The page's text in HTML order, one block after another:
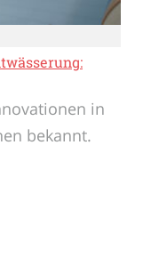
in
bekannt.